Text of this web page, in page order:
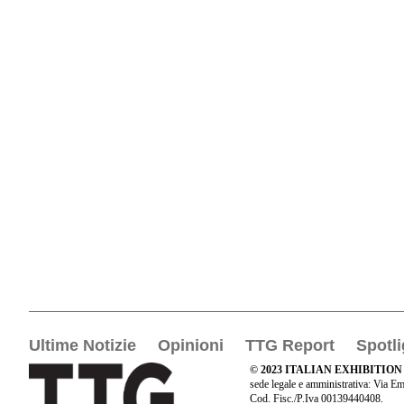
Ultime Notizie Opinioni TTG Report
© 2023 ITALIAN EXHIBITION
sede legale e amministrativa: Via
Cod. Fisc./P.Iva 00139440408.